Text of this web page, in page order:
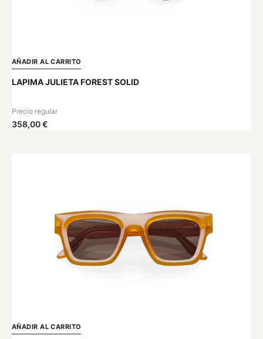
AÑADIR AL CARRITO
LAPIMA JULIETA FOREST SOLID
Precio regular
358,00 €
AÑADIR AL CARRITO